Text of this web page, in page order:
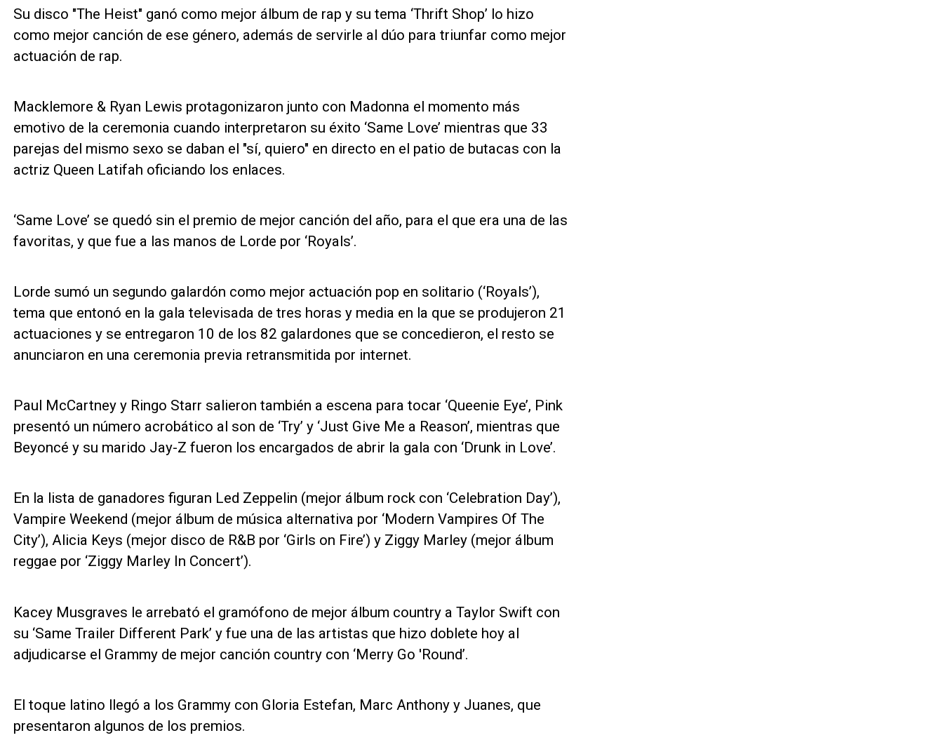
Su disco "The Heist" ganó como mejor álbum de rap y su tema ‘Thrift Shop’ lo hizo
como mejor canción de ese género, además de servirle al dúo para triunfar como mejor
actuación de rap.
Macklemore & Ryan Lewis protagonizaron junto con Madonna el momento más
emotivo de la ceremonia cuando interpretaron su éxito ‘Same Love’ mientras que 33
parejas del mismo sexo se daban el "sí, quiero" en directo en el patio de butacas con la
actriz Queen Latifah oficiando los enlaces.
‘Same Love’ se quedó sin el premio de mejor canción del año, para el que era una de las
favoritas, y que fue a las manos de Lorde por ‘Royals’.
Lorde sumó un segundo galardón como mejor actuación pop en solitario (‘Royals’),
tema que entonó en la gala televisada de tres horas y media en la que se produjeron 21
actuaciones y se entregaron 10 de los 82 galardones que se concedieron, el resto se
anunciaron en una ceremonia previa retransmitida por internet.
Paul McCartney y Ringo Starr salieron también a escena para tocar ‘Queenie Eye’, Pink
presentó un número acrobático al son de ‘Try’ y ‘Just Give Me a Reason’, mientras que
Beyoncé y su marido Jay-Z fueron los encargados de abrir la gala con ‘Drunk in Love’.
En la lista de ganadores figuran Led Zeppelin (mejor álbum rock con ‘Celebration Day’),
Vampire Weekend (mejor álbum de música alternativa por ‘Modern Vampires Of The
City’), Alicia Keys (mejor disco de R&B por ‘Girls on Fire’) y Ziggy Marley (mejor álbum
reggae por ‘Ziggy Marley In Concert’).
Kacey Musgraves le arrebató el gramófono de mejor álbum country a Taylor Swift con
su ‘Same Trailer Different Park’ y fue una de las artistas que hizo doblete hoy al
adjudicarse el Grammy de mejor canción country con ‘Merry Go 'Round’.
El toque latino llegó a los Grammy con Gloria Estefan, Marc Anthony y Juanes, que
presentaron algunos de los premios.